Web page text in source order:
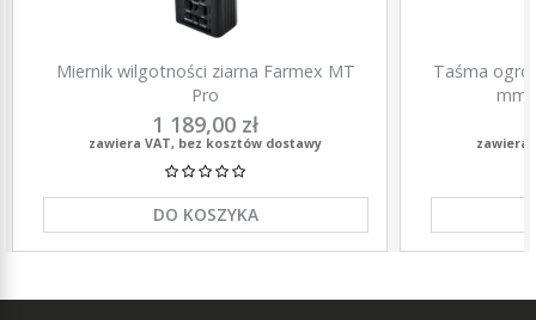
Miernik wilgotności ziarna Farmex MT
Pro
1 189,00 zł
zawiera VAT, bez kosztów dostawy
DO KOSZYKA
Taśma
mm,
zawiera